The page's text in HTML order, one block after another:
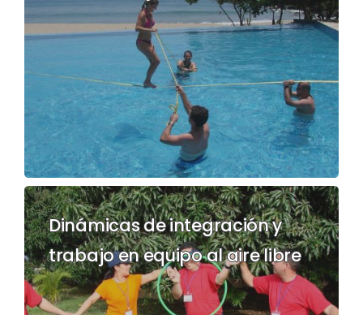
Dinámicas de integración y
trabajo en equipo al aire libre